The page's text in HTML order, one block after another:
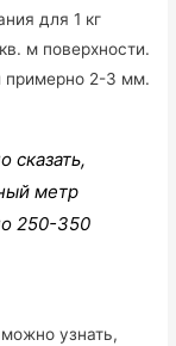
для 1 кг
м поверхности.
примерно 2-3 мм.
сказать,
метр
250-350
узнать,